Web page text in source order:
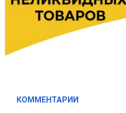
КОММЕНТАРИИ